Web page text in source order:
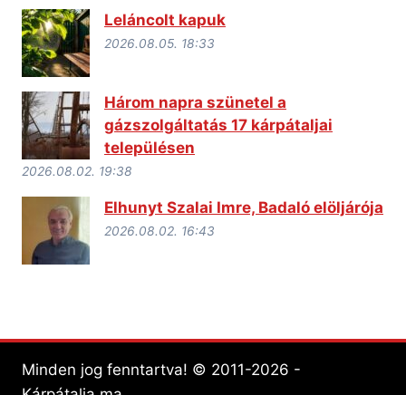
Leláncolt kapuk
2026.08.05. 18:33
Három napra szünetel a
gázszolgáltatás 17 kárpátaljai
településen
2026.08.02. 19:38
Elhunyt Szalai Imre, Badaló elöljárója
2026.08.02. 16:43
Minden jog fenntartva! © 2011-2026 -